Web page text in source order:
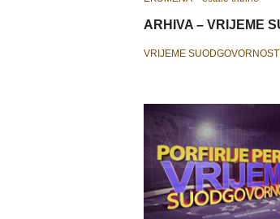
ARHIVA – VRIJEME
VRIJEME